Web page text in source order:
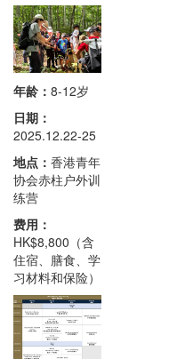
年龄： 8-12岁
日期：
2025.12.22-25
地点： 香港青年
协会赤柱户外训
练营
费用：
HK$8,800（含
住宿、膳食、学
习材料和保险）